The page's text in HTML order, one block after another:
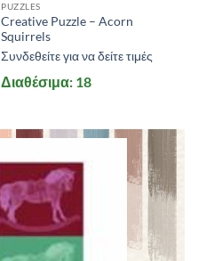
PUZZLES
Creative Puzzle – Acorn
Squirrels
Συνδεθείτε για να δείτε τιμές
Διαθέσιμα: 18